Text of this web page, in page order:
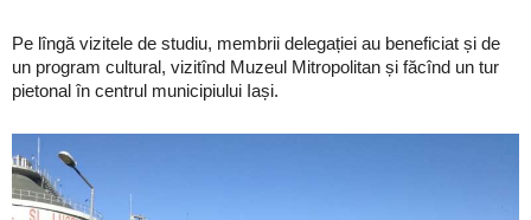
Pe lîngă vizitele de studiu, membrii delegației au beneficiat și de
un program cultural, vizitînd Muzeul Mitropolitan și făcînd un tur
pietonal în centrul municipiului Iași.